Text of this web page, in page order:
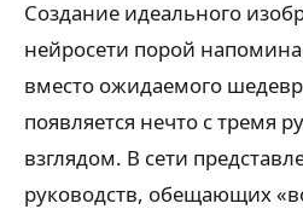
Создание идеального
нейросети порой
вместо ожидаемого
появляется нечто с тремя
взглядом. В сети
руководств, обещающих